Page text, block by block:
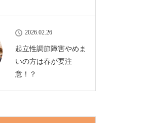
2026.02.26
起立性調節障害やめま
いの方は春が要注
意！？